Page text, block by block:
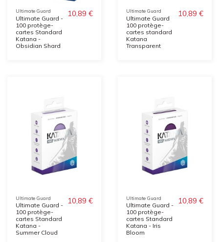
Ultimate Guard
Ultimate Guard -
100 protège-
cartes Standard
Katana -
Obsidian Shard
10,89 € Ultimate Guard
Ultimate Guard
100 protège-
cartes standard
Katana
Transparent
10,89 €
Ultimate Guard
Ultimate Guard -
100 protège-
cartes Standard
Katana -
Summer Cloud
10,89 € Ultimate Guard
Ultimate Guard -
100 protège-
cartes Standard
Katana - Iris
Bloom
10,89 €